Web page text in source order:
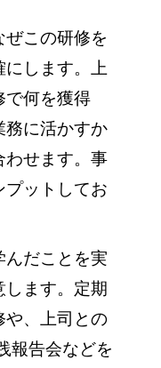
ぜこの研修を
にします。上
で何を獲得
務に活かすか
わせます。事
プットしてお
んだことを実
します。定期
や、上司との
報告会などを